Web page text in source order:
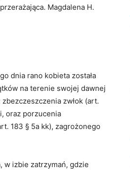
Magdalena H.
dnia rano kobieta została
na terenie swojej dawnej
zwłok (art.
oraz porzucenia
183 § 5a kk), zagrożonego
w izbie zatrzymań, gdzie